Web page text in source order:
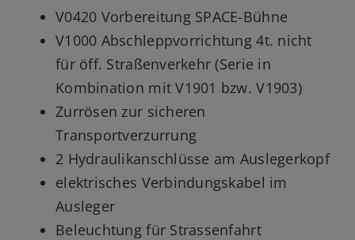
V0420 Vorbereitung SPACE-Bühne
V1000 Abschleppvorrichtung 4t. nicht
für öff. Straßenverkehr (Serie in
Kombination mit V1901 bzw. V1903)
Zurrösen zur sicheren
Transportverzurrung
2 Hydraulikanschlüsse am Auslegerkopf
elektrisches Verbindungskabel im
Ausleger
Beleuchtung für Strassenfahrt